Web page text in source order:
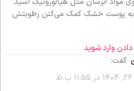
پوست خشک کمک می‌کنن رطوبتش
وارد شوید
گفت: